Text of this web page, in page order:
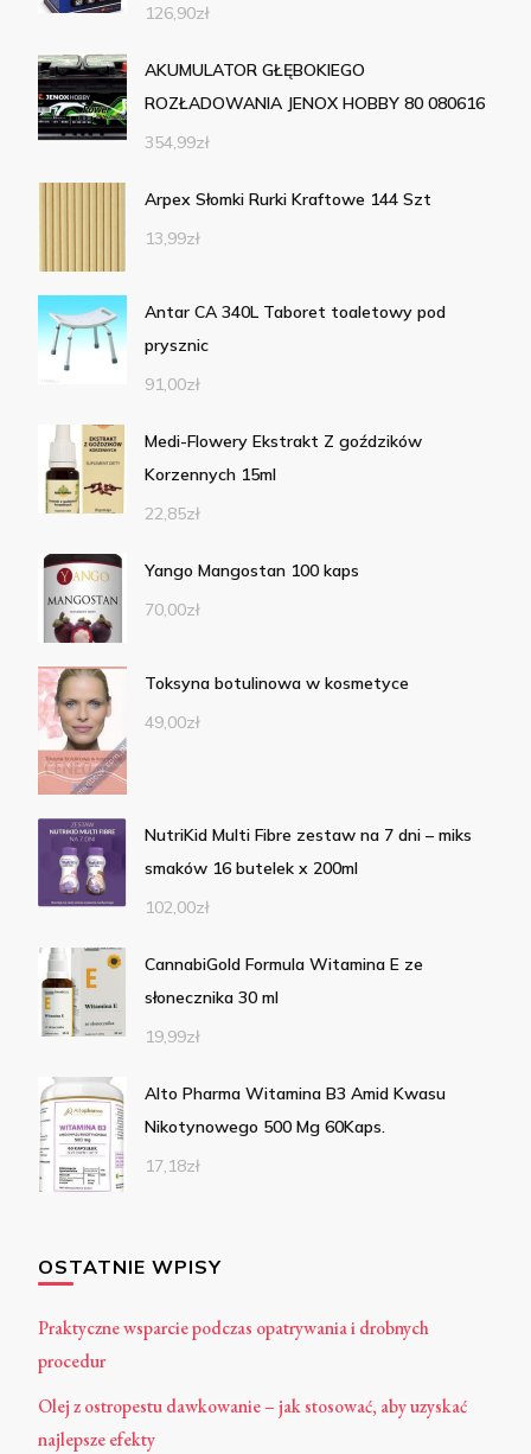
126,90zł
AKUMULATOR GŁĘBOKIEGO
ROZŁADOWANIA JENOX HOBBY 80 080616
354,99zł
Arpex Słomki Rurki Kraftowe 144 Szt
13,99zł
Antar CA 340L Taboret toaletowy pod
prysznic
91,00zł
Medi-Flowery Ekstrakt Z goździków
Korzennych 15ml
22,85zł
Yango Mangostan 100 kaps
70,00zł
Toksyna botulinowa w kosmetyce
49,00zł
NutriKid Multi Fibre zestaw na 7 dni – miks
smaków 16 butelek x 200ml
102,00zł
CannabiGold Formula Witamina E ze
słonecznika 30 ml
19,99zł
Alto Pharma Witamina B3 Amid Kwasu
Nikotynowego 500 Mg 60Kaps.
17,18zł
OSTATNIE WPISY
Praktyczne wsparcie podczas opatrywania i drobnych
procedur
Olej z ostropestu dawkowanie – jak stosować, aby uzyskać
najlepsze efekty